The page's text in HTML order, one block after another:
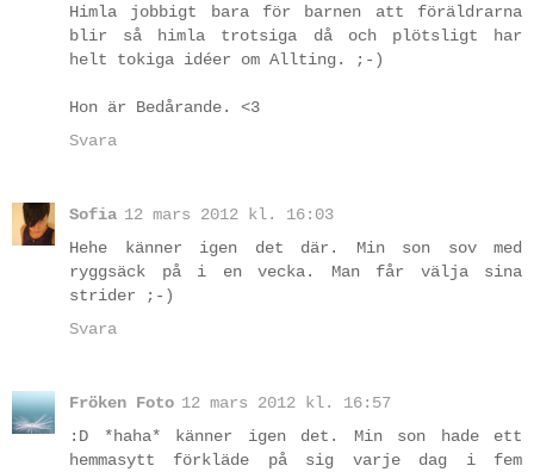
Himla jobbigt bara för barnen att föräldrarna
blir så himla trotsiga då och plötsligt har
helt tokiga idéer om Allting. ;-)
Hon är Bedårande. <3
Svara
Sofia 12 mars 2012 kl. 16:03
Hehe känner igen det där. Min son sov med
ryggsäck på i en vecka. Man får välja sina
strider ;-)
Svara
Fröken Foto 12 mars 2012 kl. 16:57
:D *haha* känner igen det. Min son hade ett
hemmasytt förkläde på sig varje dag i fem